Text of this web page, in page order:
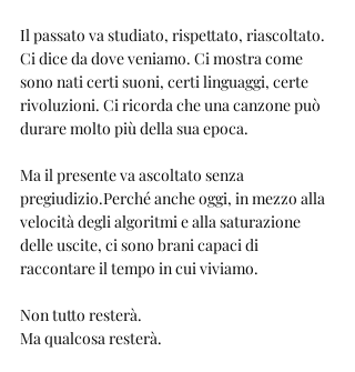
Il passato va studiato, rispettato, riascoltato.
Ci dice da dove veniamo. Ci mostra come
sono nati certi suoni, certi linguaggi, certe
rivoluzioni. Ci ricorda che una canzone può
durare molto più della sua epoca.
Ma il presente va ascoltato senza
pregiudizio.Perché anche oggi, in mezzo alla
velocità degli algoritmi e alla saturazione
delle uscite, ci sono brani capaci di
raccontare il tempo in cui viviamo.
Non tutto resterà.
Ma qualcosa resterà.